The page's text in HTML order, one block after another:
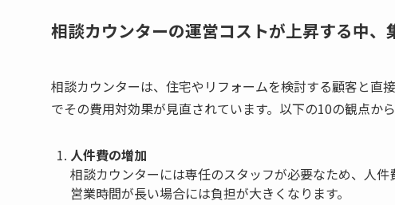
相談カウンターの運営コストが上昇する中、
相談カウンターは、住宅やリフォームを検討する顧客と直
でその費用対効果が見直されています。以下の10の観点か
人件費の増加
相談カウンターには専任のスタッフが必要なため、人
営業時間が長い場合には負担が大きくなります。